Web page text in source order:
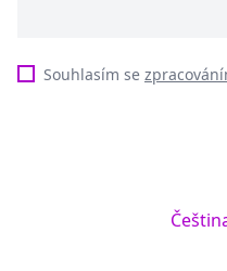
Souhlasím se